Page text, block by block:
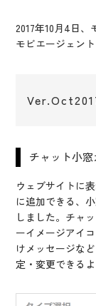
IR情報
CX向
2017年10月4日
モビエージェン
チャット小
ウェブサイトに
に追加できる、
しました。チャ
ーイメージアイ
けメッセージな
定・変更できる